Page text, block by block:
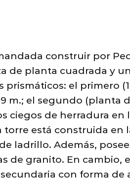
construir por
de planta cuadrada y
el primero
m.; el segundo (planta
ciegos de herradura
torre está construida
ladrillo. Además,
de granito. En cambio,
con forma de